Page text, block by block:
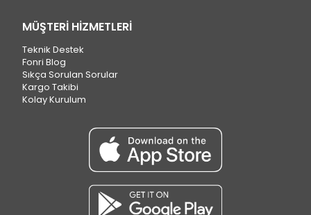
MÜŞTERİ HİZMETLERİ
Teknik Destek
Fonri Blog
Sıkça Sorulan Sorular
Kargo Takibi
Kolay Kurulum